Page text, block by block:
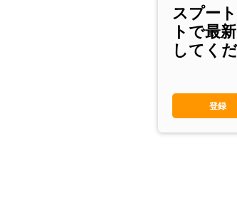
スプー
トで最
してく
登録